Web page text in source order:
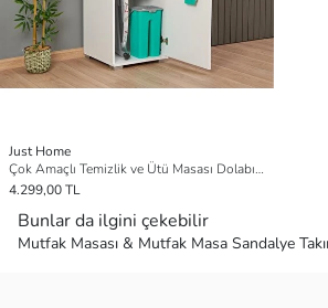
Just Home
Çok Amaçlı Temizlik ve Ütü Masası Dolabı - Beyaz
4.299,00 TL
Bunlar da ilgini çekebilir
Mutfak Masası & Mutfak Masa Sandalye